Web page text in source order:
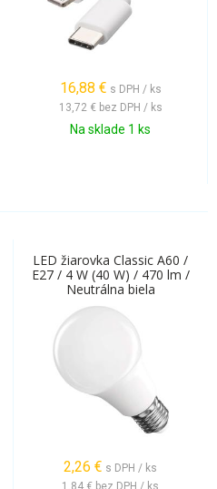
16,88 € s DPH / ks
13,72 € bez DPH / ks
Na sklade 1 ks
LED žiarovka Classic A60 /
E27 / 4 W (40 W) / 470 lm /
Neutrálna biela
2,26 € s DPH / ks
1,84 € bez DPH / ks